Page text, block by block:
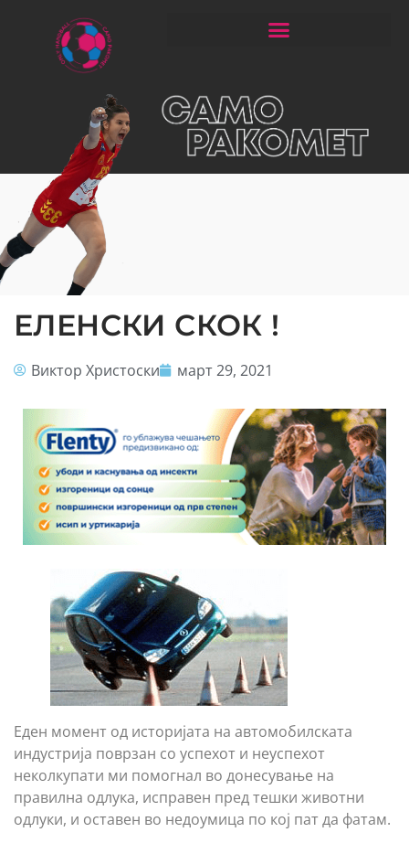
ЕЛЕНСКИ СКОК !
Виктор Христоски март 29, 2021
Еден момент од историјата на автомобилската
индустрија поврзан со успехот и неуспехот
неколкупати ми помогнал во донесување на
правилна одлука, исправен пред тешки животни
одлуки, и оставен во недоумица по кој пат да фатам.